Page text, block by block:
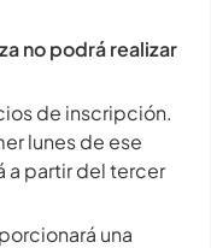
no podrá realizar
de inscripción.
lunes de ese
a partir del tercer
una